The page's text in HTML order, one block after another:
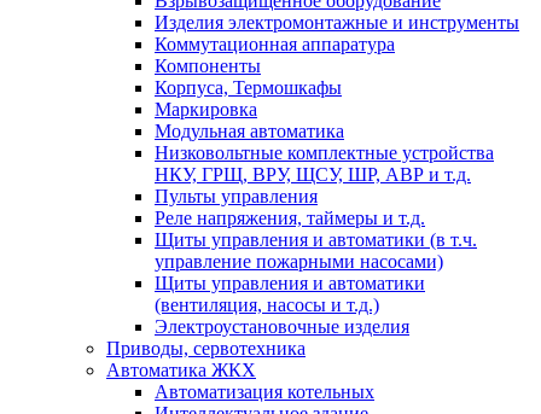
Изделия электромонтажные и инструменты
Коммутационная аппаратура
Компоненты
Корпуса, Термошкафы
Маркировка
Модульная автоматика
Низковольтные комплектные устройства
НКУ, ГРЩ, ВРУ, ЩСУ, ШР, АВР и т.д.
Пульты управления
Реле напряжения, таймеры и т.д.
Щиты управления и автоматики (в т.ч.
управление пожарными насосами)
Щиты управления и автоматики
(вентиляция, насосы и т.д.)
Электроустановочные изделия
Приводы, сервотехника
Автоматика ЖКХ
Автоматизация котельных